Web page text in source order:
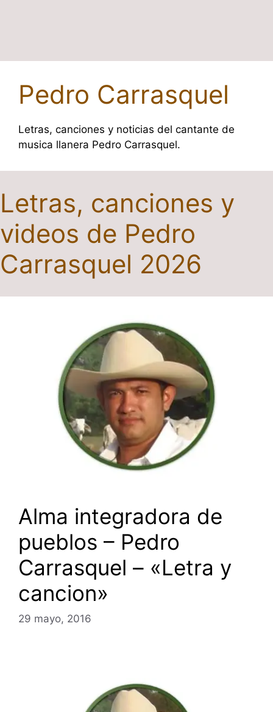
Pedro Carrasquel
Letras, canciones y noticias del cantante de
musica llanera Pedro Carrasquel.
Letras, canciones y
videos de Pedro
Carrasquel 2026
Alma integradora de
pueblos – Pedro
Carrasquel – «Letra y
cancion»
29 mayo, 2016